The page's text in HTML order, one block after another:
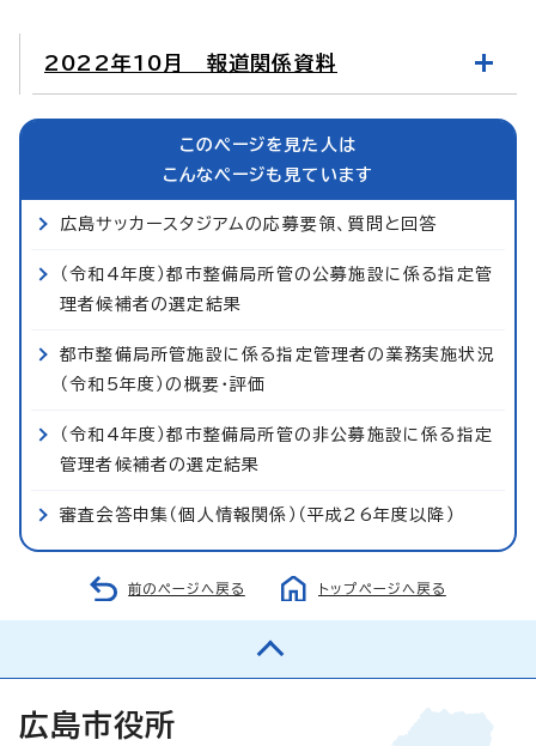
2022年10月 報道関係資料
このページを見た人は
こんなページも見ています
広島サッカースタジアムの応募要領、質問と回答
（令和4年度）都市整備局所管の公募施設に係る指定管
理者候補者の選定結果
都市整備局所管施設に係る指定管理者の業務実施状況
（令和5年度）の概要・評価
（令和4年度）都市整備局所管の非公募施設に係る指定
管理者候補者の選定結果
審査会答申集（個人情報関係）（平成26年度以降）
前のページへ戻る トップページへ戻る
広島市役所